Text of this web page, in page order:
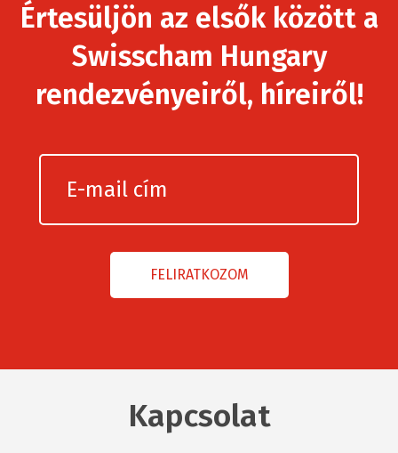
Értesüljön az elsők között a
Swisscham Hungary
rendezvényeiről, híreiről!
Kapcsolat